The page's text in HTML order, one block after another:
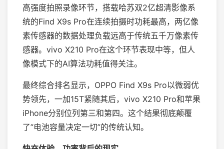
高强度拍照录像环节，搭载哈苏双2亿超清影像系
统的Find X9s Pro在连续拍摄时功耗最高，两亿像
素传感器的数据处理负载远高于传统五千万像素传
感器。vivo X210 Pro在这个环节表现中等，但人
像模式下的AI算法功耗值得关注。
最终综合排名显示，OPPO Find X9s Pro以微弱优
势领先，一加15T紧随其后，vivo X210 Pro和苹果
iPhone分别位列第三和第四。这个结果彻底颠覆
了”电池容量决定一切”的传统认知。